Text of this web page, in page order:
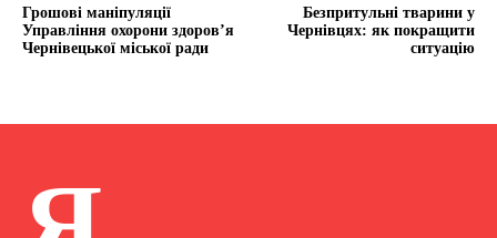
Грошові маніпуляції
Управління охорони здоров’я
Чернівецької міської ради
Безпритульні тварини у
Чернівцях: як покращити
ситуацію